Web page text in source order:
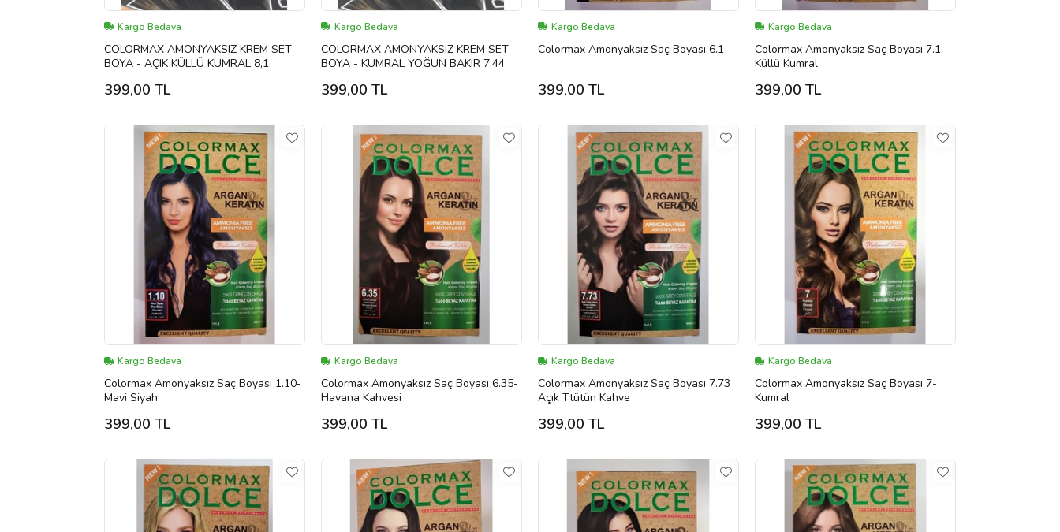
Kargo Bedava
COLORMAX AMONYAKSIZ KREM SET
BOYA - AÇIK KÜLLÜ KUMRAL 8,1
399,00 TL
Kargo Bedava
COLORMAX AMONYAKSIZ KREM SET
BOYA - KUMRAL YOĞUN BAKIR 7,44
399,00 TL
Kargo Bedava
Colormax Amonyaksız Saç Boyası 6.1
399,00 TL
Kargo Bedava
Colormax Amonyaksız Saç Boyası 7.1-
Küllü Kumral
399,00 TL
Kargo Bedava
Colormax Amonyaksız Saç Boyası 1.10-
Mavi Siyah
399,00 TL
Kargo Bedava
Colormax Amonyaksız Saç Boyası 6.35-
Havana Kahvesi
399,00 TL
Kargo Bedava
Colormax Amonyaksız Saç Boyası 7.73
Açık Ttütün Kahve
399,00 TL
Kargo Bedava
Colormax Amonyaksız Saç Boyası 7-
Kumral
399,00 TL